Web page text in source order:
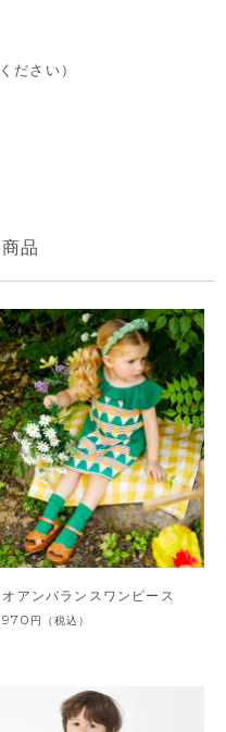
ださい）
品
オアンバランスワンピース
円 （税込）